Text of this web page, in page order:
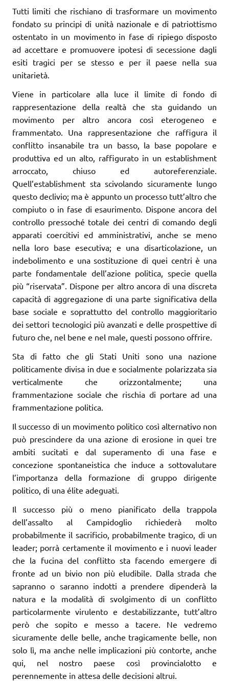
Tutti limiti che rischiano di trasformare un movimento
fondato su principi di unità nazionale e di patriottismo
ostentato in un movimento in fase di ripiego disposto
ad accettare e promuovere ipotesi di secessione dagli
esiti tragici per se stesso e per il paese nella sua
unitarietà.
Viene in particolare alla luce il limite di fondo di
rappresentazione della realtà che sta guidando un
movimento per altro ancora così eterogeneo e
frammentato. Una rappresentazione che raffigura il
conflitto insanabile tra un basso, la base popolare e
produttiva ed un alto, raffigurato in un establishment
arroccato, chiuso ed autoreferenziale.
Quell’establishment sta scivolando sicuramente lungo
questo declivio; ma è appunto un processo tutt’altro che
compiuto o in fase di esaurimento. Dispone ancora del
controllo pressoché totale dei centri di comando degli
apparati coercitivi ed amministrativi, anche se meno
nella loro base esecutiva; e una disarticolazione, un
indebolimento e una sostituzione di quei centri è una
parte fondamentale dell’azione politica, specie quella
più “riservata”. Dispone per altro ancora di una discreta
capacità di aggregazione di una parte significativa della
base sociale e soprattutto del controllo maggioritario
dei settori tecnologici più avanzati e delle prospettive di
futuro che, nel bene e nel male, questi possono offrire.
Sta di fatto che gli Stati Uniti sono una nazione
politicamente divisa in due e socialmente polarizzata sia
verticalmente che orizzontalmente; una
frammentazione sociale che rischia di portare ad una
frammentazione politica.
Il successo di un movimento politico così alternativo non
può prescindere da una azione di erosione in quei tre
ambiti sucitati e dal superamento di una fase e
concezione spontaneistica che induce a sottovalutare
l’importanza della formazione di gruppo dirigente
politico, di una élite adeguati.
Il successo più o meno pianificato della trappola
dell’assalto al Campidoglio richiederà molto
probabilmente il sacrificio, probabilmente tragico, di un
leader; porrà certamente il movimento e i nuovi leader
che la fucina del conflitto sta facendo emergere di
fronte ad un bivio non più eludibile. Dalla strada che
sapranno o saranno indotti a prendere dipenderà la
natura e la modalità di svolgimento di un conflitto
particolarmente virulento e destabilizzante, tutt’altro
però che sopito e messo a tacere. Ne vedremo
sicuramente delle belle, anche tragicamente belle, non
solo lì, ma anche nelle implicazioni più contorte, anche
qui, nel nostro paese così provincialotto e
perennemente in attesa delle decisioni altrui.